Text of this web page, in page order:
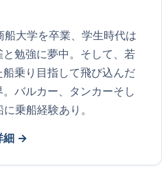
船大学を卒業、学生時代は
勉強に夢中。そして、若
乗り目指して飛び込んだ
バルカー、タンカーそし
乗船経験あり。
細 →